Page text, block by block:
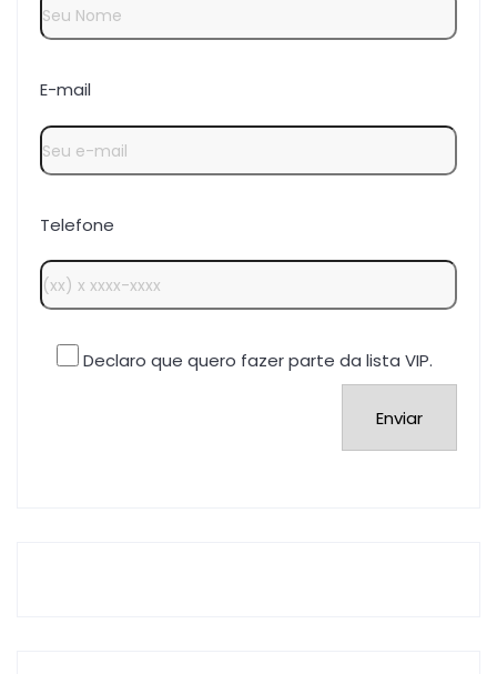
E-mail
Telefone
Declaro que quero fazer parte da lista VIP.